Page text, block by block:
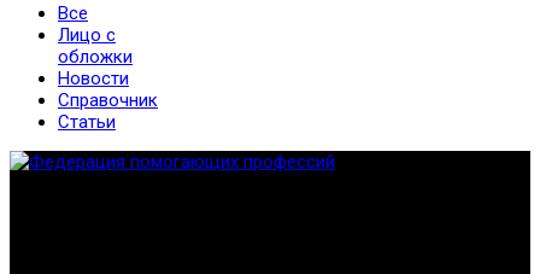
Все
Лицо с
обложки
Новости
Справочник
Статьи